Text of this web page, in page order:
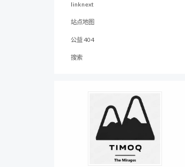
linknext
站点地图
公益 404
搜索